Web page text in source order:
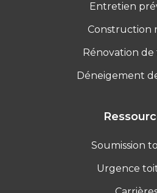
Entretien
Construction
Rénovation
Déneigement
Soumission
Urgence